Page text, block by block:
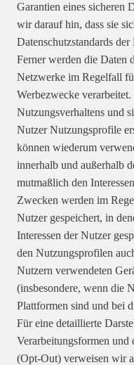
Garantien eines sicheren
wir darauf hin, dass sie
Datenschutzstandards
Ferner werden die Daten
Netzwerke im Regelfall
Werbezwecke
Nutzungsverhaltens und
Nutzer Nutzungsprofile
können wiederum
innerhalb und außerhalb
mutmaßlich den
Zwecken werden im
Nutzer gespeichert, in
Interessen der Nutzer
den Nutzungsprofilen
Nutzern verwendeten
(insbesondere, wenn die
Plattformen sind und bei
Für eine detaillierte
Verarbeitungsformen und
(Opt-Out) verweisen wir